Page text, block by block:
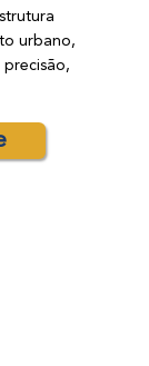
urbano,
precisão,